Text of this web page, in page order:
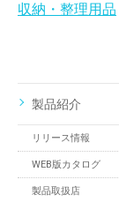
収納・整理用品
製品紹介
リリース情報
WEB版カタログ
製品取扱店